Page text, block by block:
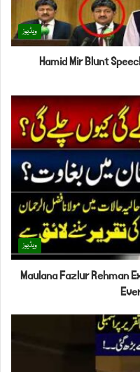
ویڈیوز
Hamid Mir Blunt
ویڈیوز
Maulana Fazlur Rehman